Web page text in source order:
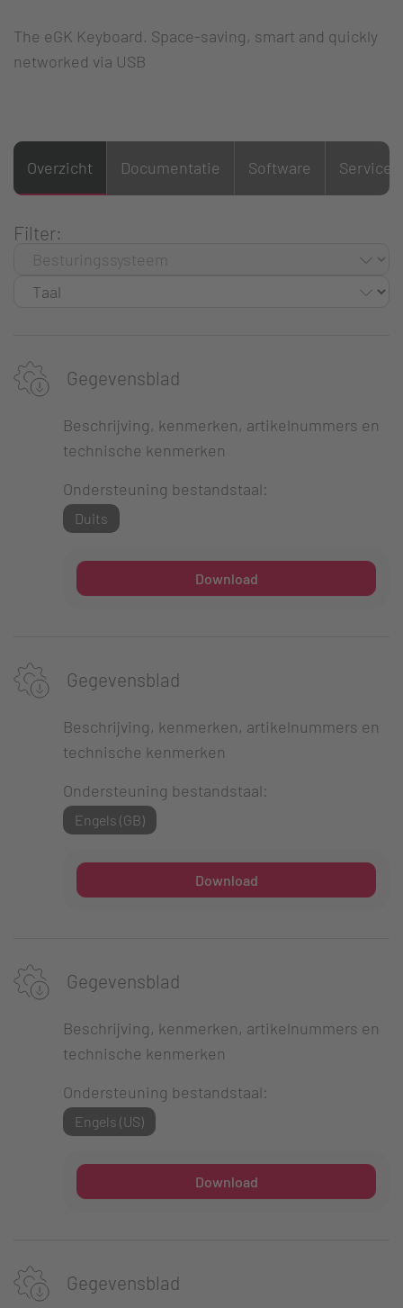
The eGK Keyboard. Space-saving, smart and quickly
networked via USB
Overzicht Documentatie Software Service
Filter:
Gegevensblad
Beschrijving, kenmerken, artikelnummers en
technische kenmerken
Ondersteuning bestandstaal:
Duits
Download
Gegevensblad
Beschrijving, kenmerken, artikelnummers en
technische kenmerken
Ondersteuning bestandstaal:
Engels (GB)
Download
Gegevensblad
Beschrijving, kenmerken, artikelnummers en
technische kenmerken
Ondersteuning bestandstaal:
Engels (US)
Download
Gegevensblad